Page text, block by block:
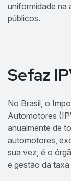
uniformidade na
públicos.
Sefaz
No Brasil, o
Automotores
anualmente de
automotores,
sua vez, é o
e gestão da